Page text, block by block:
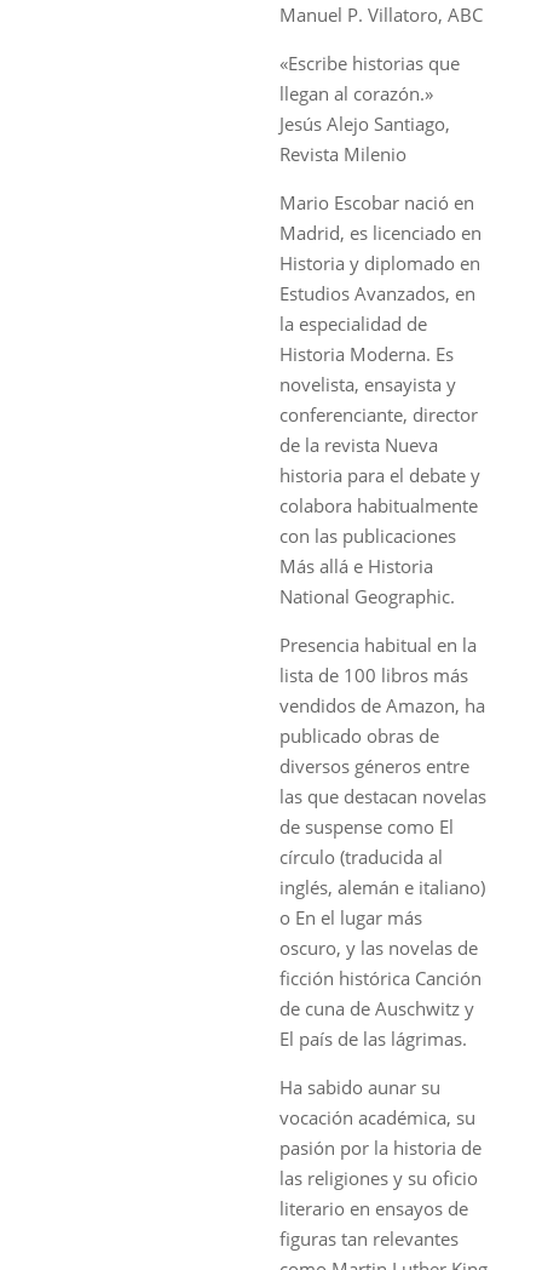
Manuel P. Villatoro, ABC
«Escribe historias que
llegan al corazón.»
Jesús Alejo Santiago,
Revista Milenio
Mario Escobar nació en
Madrid, es licenciado en
Historia y diplomado en
Estudios Avanzados, en
la especialidad de
Historia Moderna. Es
novelista, ensayista y
conferenciante, director
de la revista Nueva
historia para el debate y
colabora habitualmente
con las publicaciones
Más allá e Historia
National Geographic.
Presencia habitual en la
lista de 100 libros más
vendidos de Amazon, ha
publicado obras de
diversos géneros entre
las que destacan novelas
de suspense como El
círculo (traducida al
inglés, alemán e italiano)
o En el lugar más
oscuro, y las novelas de
ficción histórica Canción
de cuna de Auschwitz y
El país de las lágrimas.
Ha sabido aunar su
vocación académica, su
pasión por la historia de
las religiones y su oficio
literario en ensayos de
figuras tan relevantes